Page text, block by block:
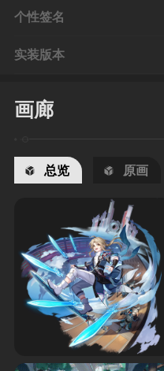
个性签名
实装版本
画廊
总览 原画